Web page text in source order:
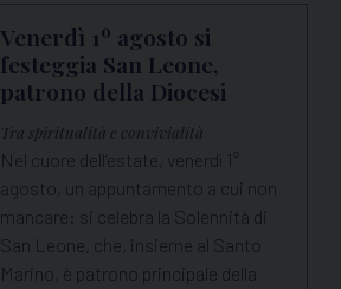
Venerdì 1º agosto si
festeggia San Leone,
patrono della Diocesi
Tra spiritualità e convivialità
Nel cuore dell’estate, venerdì 1°
agosto, un appuntamento a cui non
mancare: si celebra la Solennità di
San Leone, che, insieme al Santo
Marino, è patrono principale della